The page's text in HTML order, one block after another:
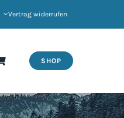
Vertrag widerrufen
SHOP